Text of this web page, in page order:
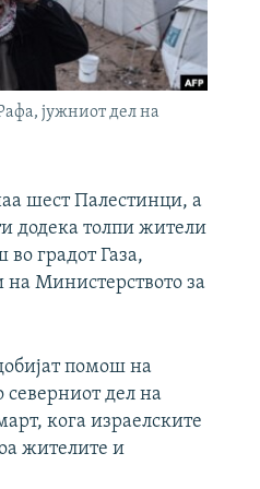
јужниот дел на
шест Палестинци, а
додека толпи жители
градот Газа,
на Министерството за
помош на
северниот дел на
кога израелските
жителите и